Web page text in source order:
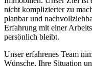
nicht komplizierter zu
planbar und
Erfahrung mit einer
persönlich bleibt.
Unser erfahrenes Team
Wünsche, Ihre Situation